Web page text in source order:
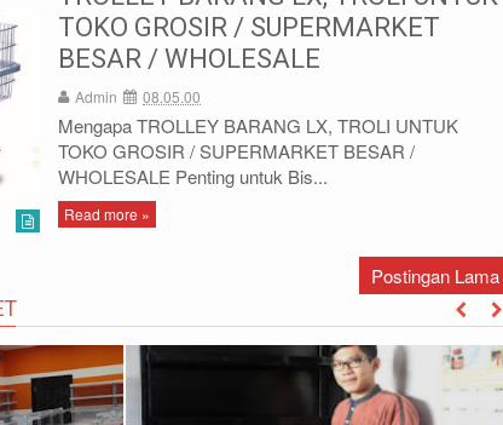
TOKO GROSIR / SUPERMARKET
BESAR / WHOLESALE
Admin 08.05.00
Mengapa TROLLEY BARANG LX, TROLI UNTUK
TOKO GROSIR / SUPERMARKET BESAR /
WHOLESALE Penting untuk Bis...
Read more »
Postingan Lama
MORE
DIDIN - (021)87786434
0812-8855-1012(WA)